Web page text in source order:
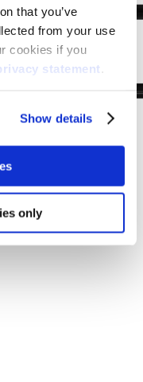
that you’ve
from your use
cookies if you
statement
Show details
only